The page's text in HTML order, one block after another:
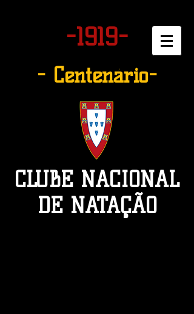
-1919-
- Centenário-
CLUBE NACIONAL
DE NATAÇÃO